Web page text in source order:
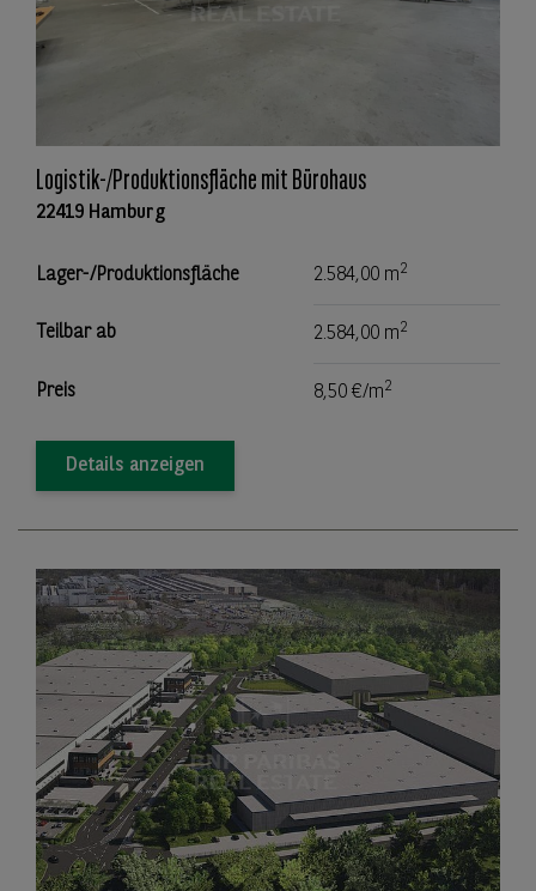
Logistik-/Produktionsfläche mit Bürohaus
22419 Hamburg
Lager-/Produktionsfläche 2.584,00 m2
Teilbar ab 2.584,00 m2
Preis 8,50 €/m2
Details anzeigen